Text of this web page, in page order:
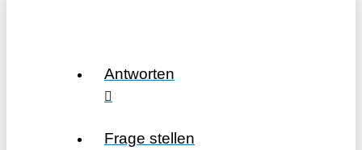
Antworten
Frage stellen